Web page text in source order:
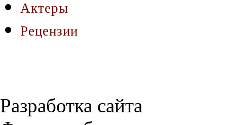
Актеры
Рецензии
Разработка сайта